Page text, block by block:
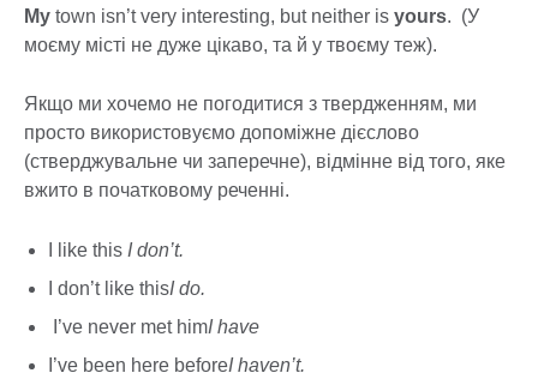
My town isn’t very interesting, but neither is yours. (У
моєму місті не дуже цікаво, та й у твоєму теж).
Якщо ми хочемо не погодитися з твердженням, ми
просто використовуємо допоміжне дієслово
(стверджувальне чи заперечне), відмінне від того, яке
вжито в початковому реченні.
I like this I don’t.
I don’t like thisI do.
I’ve never met himI have
I’ve been here beforeI haven’t.